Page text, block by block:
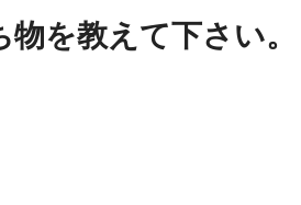
を教えて下さい。